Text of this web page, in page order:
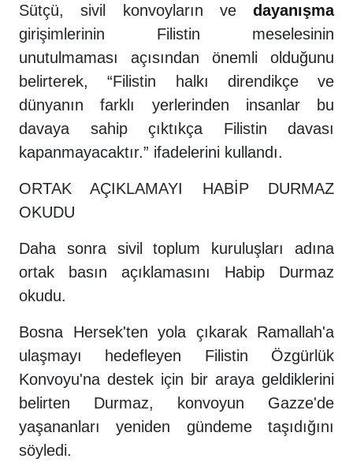
Sütçü, sivil konvoyların ve dayanışma
girişimlerinin Filistin meselesinin
unutulmaması açısından önemli olduğunu
belirterek, “Filistin halkı direndikçe ve
dünyanın farklı yerlerinden insanlar bu
davaya sahip çıktıkça Filistin davası
kapanmayacaktır.” ifadelerini kullandı.
ORTAK AÇIKLAMAYI HABİP DURMAZ
OKUDU
Daha sonra sivil toplum kuruluşları adına
ortak basın açıklamasını Habip Durmaz
okudu.
Bosna Hersek'ten yola çıkarak Ramallah'a
ulaşmayı hedefleyen Filistin Özgürlük
Konvoyu'na destek için bir araya geldiklerini
belirten Durmaz, konvoyun Gazze'de
yaşananları yeniden gündeme taşıdığını
söyledi.